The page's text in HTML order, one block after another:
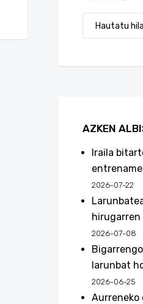
AZKEN
Iraila
2026-07-22
hirugarren
2026-07-08
larunbat
2026-06-25
Aurreneko